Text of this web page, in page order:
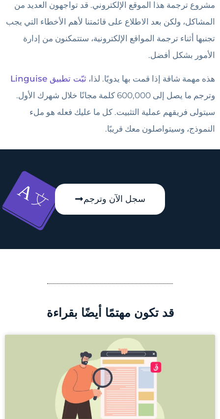
مشروع ترجمة هذا الموقع الإلكتروني. قد تواجهون العديد من
المشاكل، ولكن بعد الاطلاع على قائمتنا لأهم الأخطاء التي يجب
تجنبها أثناء ترجمة المواقع الإلكترونية، ستتمكنون من إدارة
الأمور بشكل أفضل.
هذه مهمة شاقة إذا قمت بها يدويًا. لذا، ثبّت تطبيق Linguise
وترجم ما يصل إلى 600,000 كلمة مجانًا خلال شهرك الأول.
سيتولى فريقهم عملية التثبيت. كل ما عليك فعله هو ملء
النموذج، وسيتواصلون معك قريبًا.
سجل الآن وترجم
قد تكون مهتمًا أيضًا بقراءة